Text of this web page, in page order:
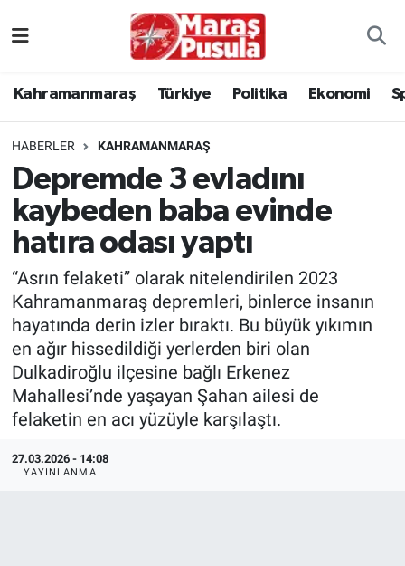
Kahramanmaraş Türkiye Politika Ekonomi
HABERLER KAHRAMANMARAŞ
Depremde 3 evladını
kaybeden baba evinde
hatıra odası yaptı
“Asrın felaketi” olarak nitelendirilen 2023
Kahramanmaraş depremleri, binlerce insanın
hayatında derin izler bıraktı. Bu büyük yıkımın
en ağır hissedildiği yerlerden biri olan
Dulkadiroğlu ilçesine bağlı Erkenez
Mahallesi’nde yaşayan Şahan ailesi de
felaketin en acı yüzüyle karşılaştı.
27.03.2026 - 14:08
YAYINLANMA
Politika
Ekonomi
Spor
Kültür Sanat
Sağlık
İstanbul Trafik Yoğunluk Haritası
Süper Lig Puan Durumu ve Fikstür
Tüm Manşetler
Son Dakika Haberleri
Haber Arşivi